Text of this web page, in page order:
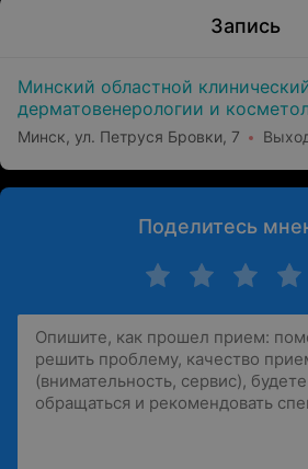
Запись
Минский областной
дерматовенерологии и
Минск, ул. Петруся Бровки, 7
Поделитесь